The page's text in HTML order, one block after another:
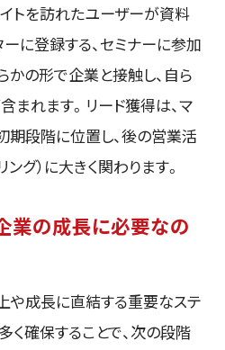
トを訪れたユーザーが資料
に登録する、セミナーに参加
かの形で企業と接触し、自ら
まれます。リード獲得は、マ
期段階に位置し、後の営業活
グ）に大きく関わります。
業の成長に必要なの
や成長に直結する重要なステ
く確保することで、次の段階